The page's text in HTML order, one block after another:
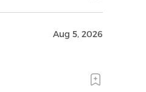
Aug 5, 2026